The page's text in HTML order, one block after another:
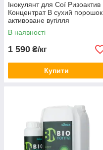
Інокулянт для Сої Ризоактив
Концентрат В сухий порошок
активоване вугілля
В наявності
1 590 ₴/кг
Купити